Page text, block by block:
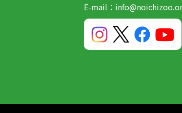
E-mail：